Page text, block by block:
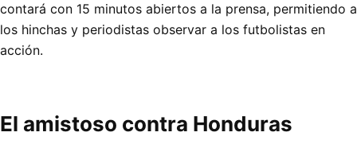
contará con 15 minutos abiertos a la prensa, permitiendo a
los hinchas y periodistas observar a los futbolistas en
acción.
El amistoso contra Honduras